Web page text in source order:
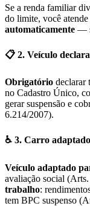
Se a renda familiar
do limite, você
automaticamente —
📋 2. Veículo
Obrigatório declarar
no Cadastro Único,
gerar suspensão e
6.214/2007).
♿ 3. Carro
Veículo adaptado
avaliação social
trabalho:
tem BPC suspenso